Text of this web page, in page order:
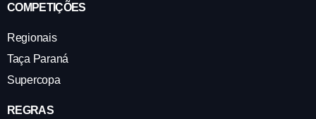
COMPETIÇÕES
Regionais
Taça Paraná
Supercopa
REGRAS